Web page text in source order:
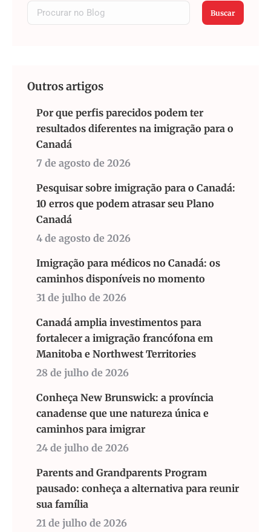
Buscar
Outros artigos
Por que perfis parecidos podem ter
resultados diferentes na imigração para o
Canadá
7 de agosto de 2026
Pesquisar sobre imigração para o Canadá:
10 erros que podem atrasar seu Plano
Canadá
4 de agosto de 2026
Imigração para médicos no Canadá: os
caminhos disponíveis no momento
31 de julho de 2026
Canadá amplia investimentos para
fortalecer a imigração francófona em
Manitoba e Northwest Territories
28 de julho de 2026
Conheça New Brunswick: a província
canadense que une natureza única e
caminhos para imigrar
24 de julho de 2026
Parents and Grandparents Program
pausado: conheça a alternativa para reunir
sua família
21 de julho de 2026